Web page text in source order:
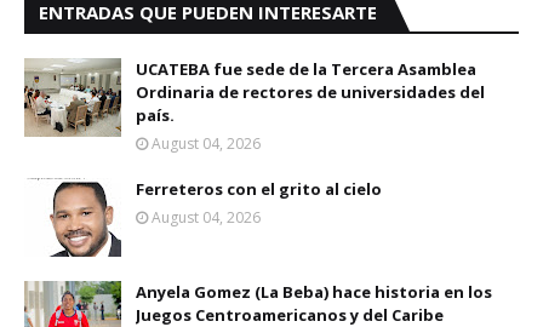
ENTRADAS QUE PUEDEN INTERESARTE
UCATEBA fue sede de la Tercera Asamblea
Ordinaria de rectores de universidades del
país.
August 04, 2026
Ferreteros con el grito al cielo
August 04, 2026
Anyela Gomez (La Beba) hace historia en los
Juegos Centroamericanos y del Caribe